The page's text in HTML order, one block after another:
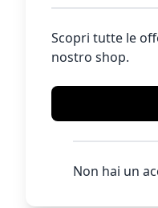
Scopri tutte le
nostro shop.
Non hai un